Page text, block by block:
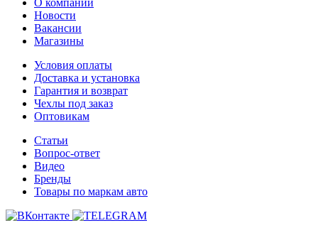
О компании
Новости
Вакансии
Магазины
Условия оплаты
Доставка и установка
Гарантия и возврат
Чехлы под заказ
Оптовикам
Статьи
Вопрос-ответ
Видео
Бренды
Товары по маркам авто